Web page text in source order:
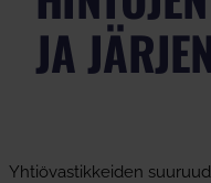
JA
Yhtiövastikkeiden